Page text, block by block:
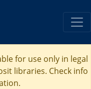
for use only in legal
libraries. Check info